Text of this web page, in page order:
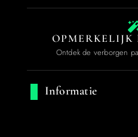
OPMERKELIJK
Ontdek de verborgen
Informatie